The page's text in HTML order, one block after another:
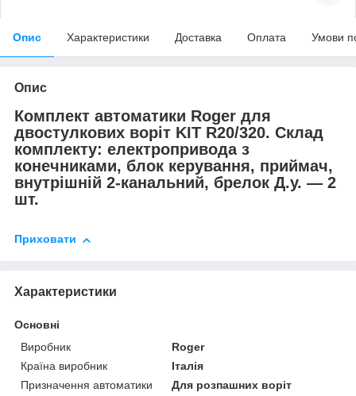
Опис Характеристики Доставка Оплата Умови
Опис
Комплект автоматики Roger для
двостулкових воріт KIT R20/320. Склад
комплекту: електропривода з
конечниками, блок керування, приймач,
внутрішній 2-канальний, брелок Д.у. — 2
шт.
Приховати
Характеристики
Основні
Виробник
Roger
Країна виробник
Італія
Призначення автоматики
Для розпашних воріт